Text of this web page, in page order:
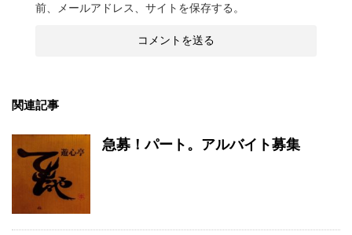
前、メールアドレス、サイトを保存する。
関連記事
急募！パート。アルバイト募集